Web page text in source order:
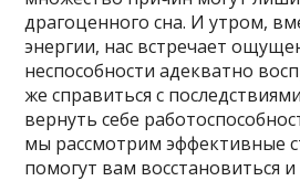
драгоценного сна. И утром,
энергии, нас встречает
неспособности адекватно
же справиться с
вернуть себе
мы рассмотрим эффективные
помогут вам восстановиться